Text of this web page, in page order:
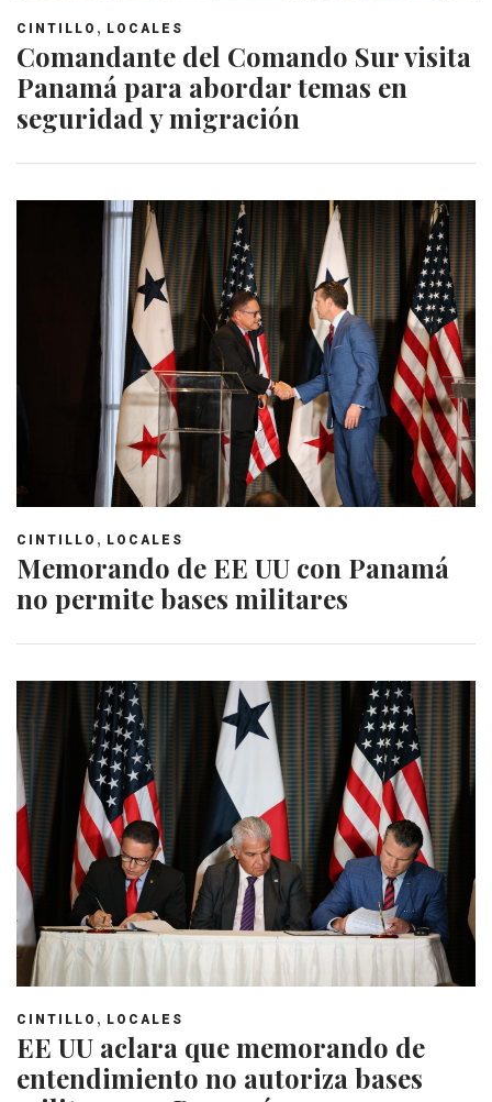
CINTILLO , LOCALES
Comandante del Comando Sur visita
Panamá para abordar temas en
seguridad y migración
CINTILLO , LOCALES
Memorando de EE UU con Panamá
no permite bases militares
CINTILLO , LOCALES
EE UU aclara que memorando de
entendimiento no autoriza bases